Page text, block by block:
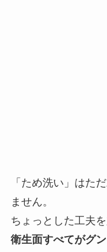
「ため洗い」はた
ません。
ちょっとした工夫を
衛生面すべてがグ